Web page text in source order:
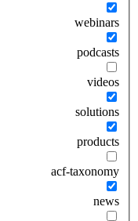
webinars
podcasts
videos
solutions
products
acf-taxonomy
news